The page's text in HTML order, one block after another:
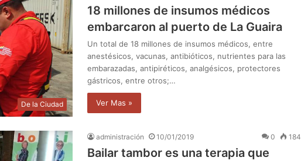
De la Ciudad
18 millones de insumos médicos
embarcaron al puerto de La Guaira
Un total de 18 millones de insumos médicos, entre
anestésicos, vacunas, antibióticos, nutrientes para las
embarazadas, antipiréticos, analgésicos, protectores
gástricos, entre otros;…
Ver Mas »
administración 10/01/2019 0 184
Bailar tambor es una terapia que